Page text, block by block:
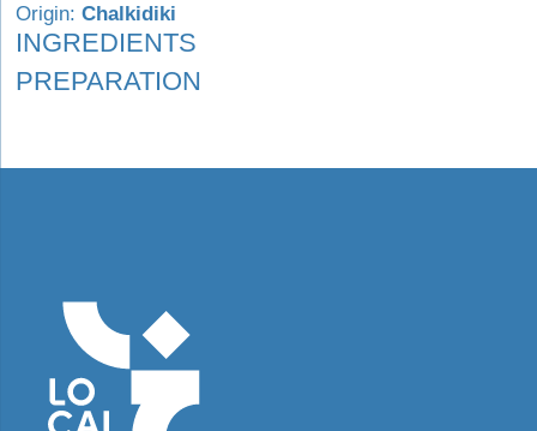
Origin: Chalkidiki
INGREDIENTS
PREPARATION